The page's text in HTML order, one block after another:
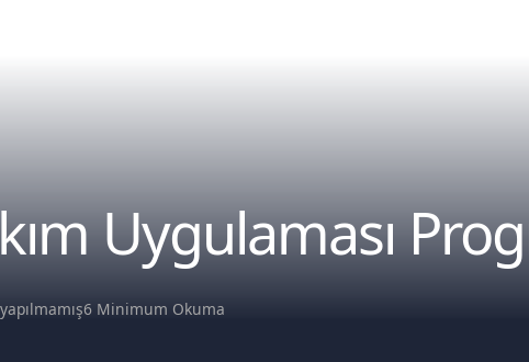
Uygulaması
6 Minimum Okuma